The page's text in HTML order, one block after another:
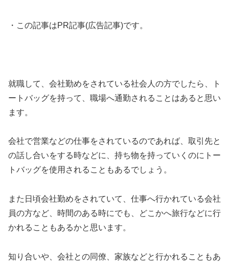
・この記事はPR記事(広告記事)です。
就職して、会社勤めをされている社会人の方でしたら、ト
ートバッグを持って、職場へ通勤されることはあると思い
ます。
会社で営業などの仕事をされているのであれば、取引先と
の話し合いをする時などに、持ち物を持っていくのにトー
トバッグを使用されることもあるでしょう。
また日頃会社勤めをされていて、仕事へ行かれている会社
員の方など、時間のある時にでも、どこかへ旅行などに行
かれることもあるかと思います。
知り合いや、会社との同僚、家族などと行かれることもあ